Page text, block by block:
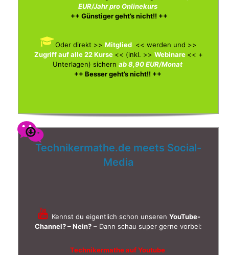
EUR/Jahr pro Onlinekurs
++ Günstiger geht’s nicht!! ++
Oder direkt >> Mitglied << werden und >>
Zugriff auf alle 22 Kurse << (inkl. >> Webinare << +
Unterlagen) sichern ab 8,90 EUR/Monat
++ Besser geht’s nicht!! ++
Technikermathe.de meets Social-
Media
Kennst du eigentlich schon unseren YouTube-
Channel? – Nein? – Dann schau super gerne vorbei:
Technikermathe auf Youtube